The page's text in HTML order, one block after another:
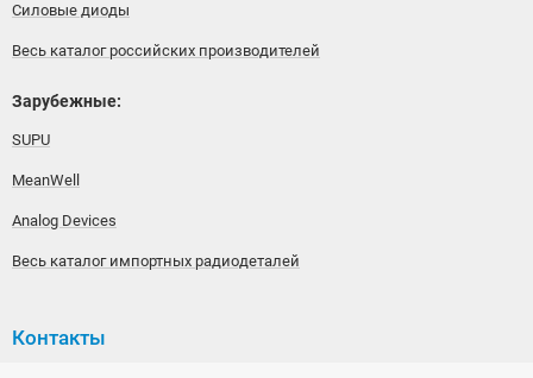
Силовые диоды
Весь каталог российских производителей
Зарубежные:
SUPU
MeanWell
Analog Devices
Весь каталог импортных радиодеталей
Контакты